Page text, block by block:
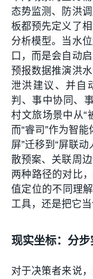
态势监测、防洪
板都预先定义了
分析模型。当水
口，而是会自动
预报数据推演洪
泄洪建议、并自
判、事中协同、
村文旅场景中从“
而“睿司”作为智
屏”迁移到“屏联
散预案、关联周
两种路径的对比
值定位的不同理
工具，还是把它当
现实坐标：分
对于决策者来说